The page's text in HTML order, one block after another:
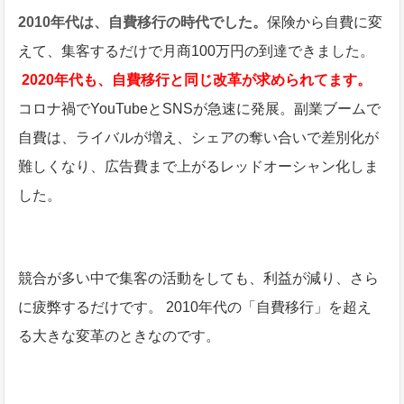
2010年代は、自費移行の時代でした。保険から自費に変
えて、集客するだけで月商100万円の到達できました。
2020年代も、自費移行と同じ改革が求められてます。
コロナ禍でYouTubeとSNSが急速に発展。副業ブームで
自費は、ライバルが増え、シェアの奪い合いで差別化が
難しくなり、広告費まで上がるレッドオーシャン化しま
した。
競合が多い中で集客の活動をしても、利益が減り、さら
に疲弊するだけです。 2010年代の「自費移行」を超え
る大きな変革のときなのです。